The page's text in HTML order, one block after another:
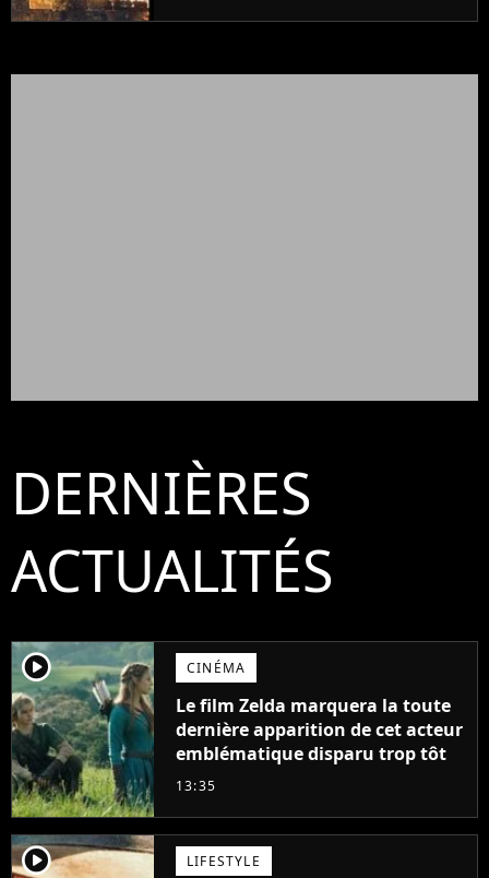
DERNIÈRES
ACTUALITÉS
player2 CINÉMA
Le film Zelda marquera la toute
dernière apparition de cet acteur
emblématique disparu trop tôt
13:35
player2 LIFESTYLE